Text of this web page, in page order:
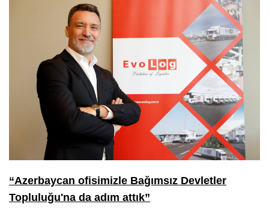
“Azerbaycan ofisimizle Bağımsız Devletler
Topluluğu'na da adım attık”